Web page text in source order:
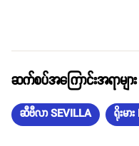
ဆက်စပ်အကြောင်းအရာများ
ဆီဗီလာ SEVILLA ရိုးမာ